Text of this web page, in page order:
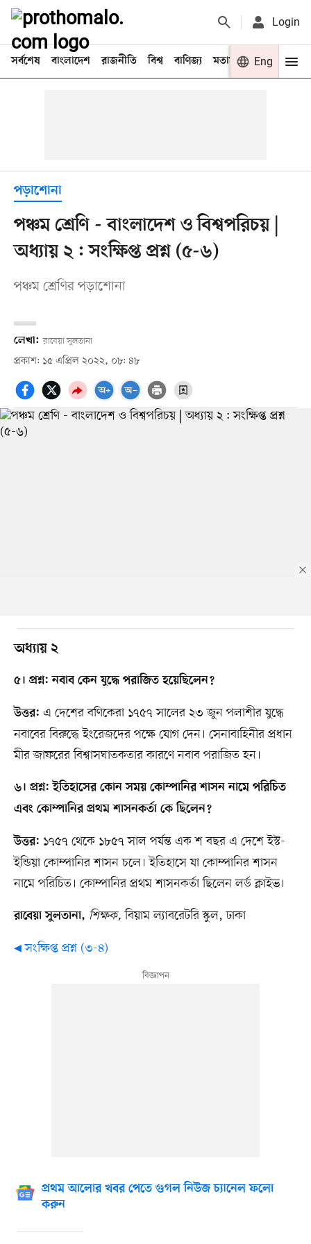
Login
সর্বশেষ বাংলাদেশ রাজনীতি বিশ্ব বাণিজ্য মতামত খেলা
Eng
পড়াশোনা
পঞ্চম শ্রেণি - বাংলাদেশ ও বিশ্বপরিচয় |
অধ্যায় ২ : সংক্ষিপ্ত প্রশ্ন (৫-৬)
পঞ্চম শ্রেণির পড়াশোনা
লেখা: রাবেয়া সুলতানা
প্রকাশ: ১৫ এপ্রিল ২০২২, ০৮: ৪৮
অধ্যায় ২
৫। প্রশ্ন: নবাব কেন যুদ্ধে পরাজিত হয়েছিলেন?
উত্তর: এ দেশের বণিকেরা ১৭৫৭ সালের ২৩ জুন পলাশীর যুদ্ধে
নবাবের বিরুদ্ধে ইংরেজদের পক্ষে যোগ দেন। সেনাবাহিনীর প্রধান
মীর জাফরের বিশ্বাসঘাতকতার কারণে নবাব পরাজিত হন।
৬। প্রশ্ন: ইতিহাসের কোন সময় কোম্পানির শাসন নামে পরিচিত
এবং কোম্পানির প্রথম শাসনকর্তা কে ছিলেন?
উত্তর: ১৭৫৭ থেকে ১৮৫৭ সাল পর্যন্ত এক শ বছর এ দেশে ইস্ট-
ইন্ডিয়া কোম্পানির শাসন চলে। ইতিহাসে যা কোম্পানির শাসন
নামে পরিচিত। কোম্পানির প্রথম শাসনকর্তা ছিলেন লর্ড ক্লাইভ।
রাবেয়া সুলতানা, শিক্ষক,বিয়াম ল্যাবরেটরি স্কুল, ঢাকা
◀ সংক্ষিপ্ত প্রশ্ন (৩-৪)
প্রথম আলোর খবর পেতে গুগল নিউজ চ্যানেল ফলো
করুন